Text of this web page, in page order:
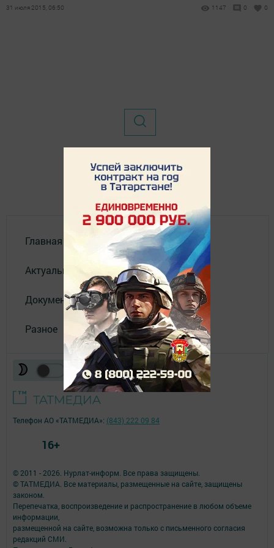
31 июля 2015, 06:50 1147 0 0
Главная
Актуальное видео
Документы
Разное
© 2011 - 2026. Нурлат-⁠информ. Все права защищены.
© ТАТМЕДИА. Все материалы, размещенные на сайте, защищены
законом.
Перепечатка, воспроизведение и распространение в любом объеме
информации,
размещенной на сайте, возможна только с письменного согласия
редакций СМИ.
Телефон АО «ТАТМЕДИА»: (843) 222 09 84
16+